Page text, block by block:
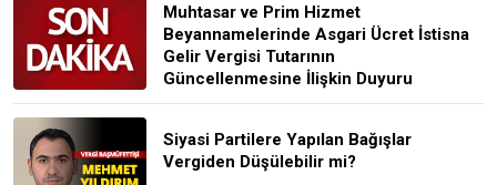
Muhtasar ve Prim Hizmet
Beyannamelerinde Asgari Ücret İstisna
Gelir Vergisi Tutarının
Güncellenmesine İlişkin Duyuru
Siyasi Partilere Yapılan Bağışlar
Vergiden Düşülebilir mi?